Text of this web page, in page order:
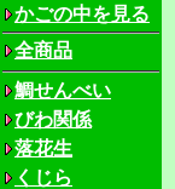
かごの中を見る
全商品
鯛せんべい
びわ関係
落花生
くじら